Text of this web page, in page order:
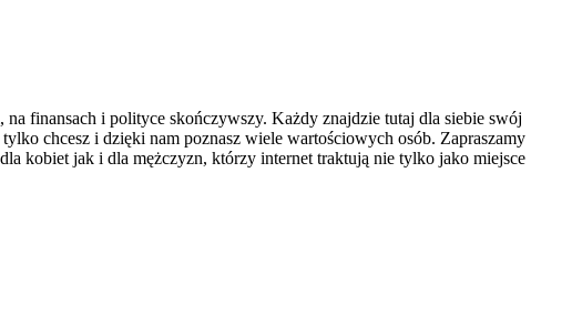
finansach i polityce skończywszy. Każdy znajdzie tutaj dla siebie swój
chcesz i dzięki nam poznasz wiele wartościowych osób. Zapraszamy
kobiet jak i dla mężczyzn, którzy internet traktują nie tylko jako miejsce